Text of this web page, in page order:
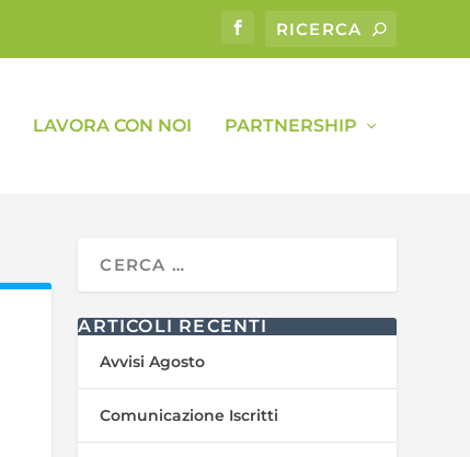
LAVORA CON NOI PARTNERSHIP
ARTICOLI RECENTI
Avvisi Agosto
Comunicazione Iscritti